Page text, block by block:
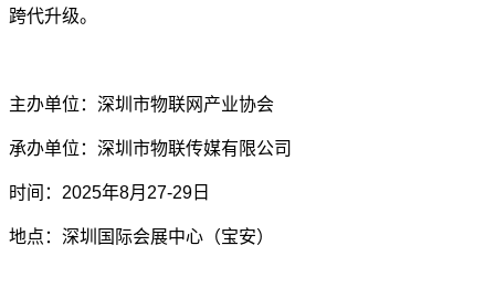
跨代升级。
主办单位：深圳市物联网产业协会
承办单位：深圳市物联传媒有限公司
时间：2025年8月27-29日
地点：深圳国际会展中心（宝安）